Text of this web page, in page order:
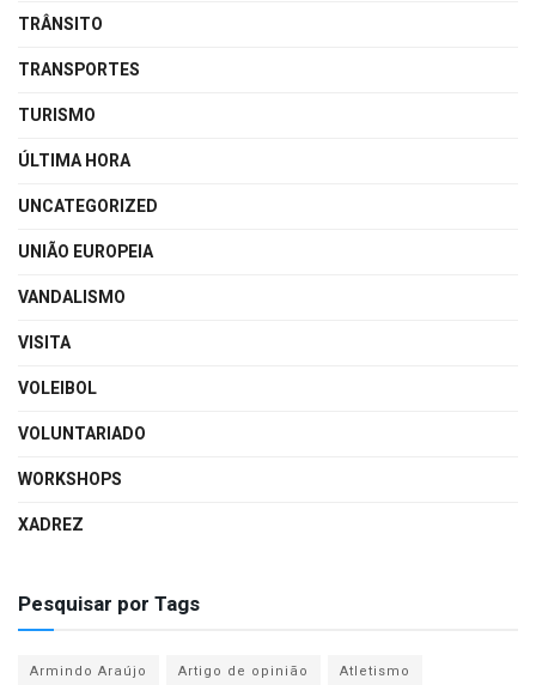
TRÂNSITO
TRANSPORTES
TURISMO
ÚLTIMA HORA
UNCATEGORIZED
UNIÃO EUROPEIA
VANDALISMO
VISITA
VOLEIBOL
VOLUNTARIADO
WORKSHOPS
XADREZ
Pesquisar por Tags
Armindo Araújo Artigo de opinião
Atletismo